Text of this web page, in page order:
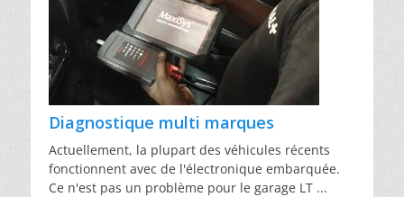
Diagnostique multi marques
Actuellement, la plupart des véhicules récents
fonctionnent avec de l'électronique embarquée.
Ce n'est pas un problème pour le garage LT ...